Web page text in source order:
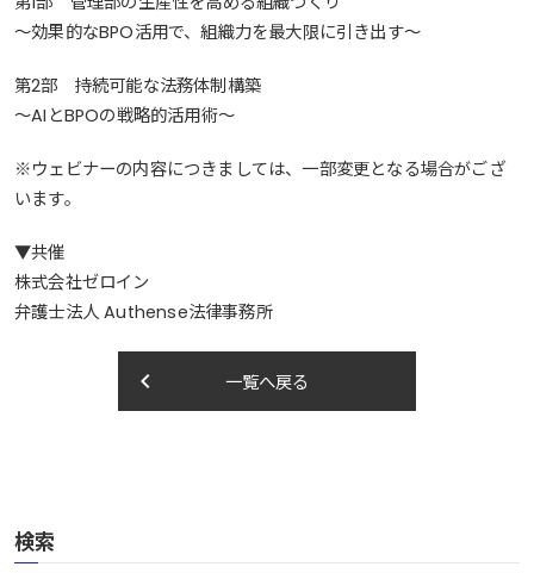
〜効果的なBPO活用で、組織力を最大限に引き出す〜
第2部 持続可能な法務体制構築
～AIとBPOの戦略的活用術～
※ウェビナーの内容につきましては、一部変更となる場合がござ
います。
▼共催
株式会社ゼロイン
弁護士法人 Authense法律事務所
一覧へ戻る
keyboard_arrow_left
検索